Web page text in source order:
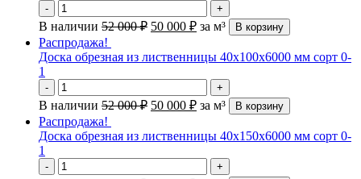
- +
В наличии 52 000₽ 50 000 ₽ за м³ В корзину
Распродажа!
Доска обрезная из лиственницы 40х100х6000 мм сорт 0-
1
- +
В наличии 52 000₽ 50 000 ₽ за м³ В корзину
Распродажа!
Доска обрезная из лиственницы 40х150х6000 мм сорт 0-
1
- +